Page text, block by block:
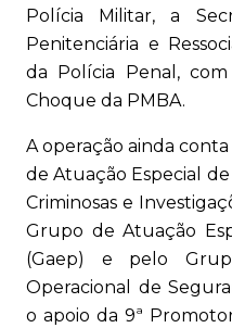
Polícia Militar, a
Penitenciária e
da Polícia Penal,
Choque da PMBA.
A operação ainda
de Atuação Especial
Criminosas e
Grupo de Atuação
(Gaep) e pelo
Operacional de
o apoio da 9ª